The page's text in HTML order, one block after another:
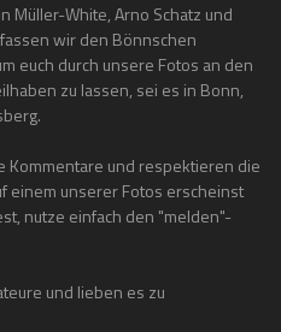
Müller-White, Arno Schatz und
wir den Bönnschen
euch durch unsere Fotos an den
zu lassen, sei es in Bonn,
Kommentare und respektieren die
einem unserer Fotos erscheinst
nutze einfach den "melden"-
und lieben es zu